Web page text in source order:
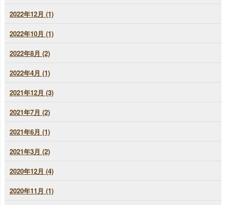
2022年12月 (1)
2022年10月 (1)
2022年8月 (2)
2022年4月 (1)
2021年12月 (3)
2021年7月 (2)
2021年6月 (1)
2021年3月 (2)
2020年12月 (4)
2020年11月 (1)